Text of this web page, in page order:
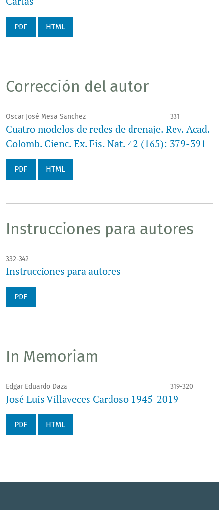
PDF HTML
Corrección del autor
Oscar José Mesa Sanchez 331
Cuatro modelos de redes de drenaje. Rev. Acad.
Colomb. Cienc. Ex. Fis. Nat. 42 (165): 379-391
PDF HTML
Instrucciones para autores
332-342
Instrucciones para autores
PDF
In Memoriam
Edgar Eduardo Daza 319-320
José Luis Villaveces Cardoso 1945-2019
PDF HTML